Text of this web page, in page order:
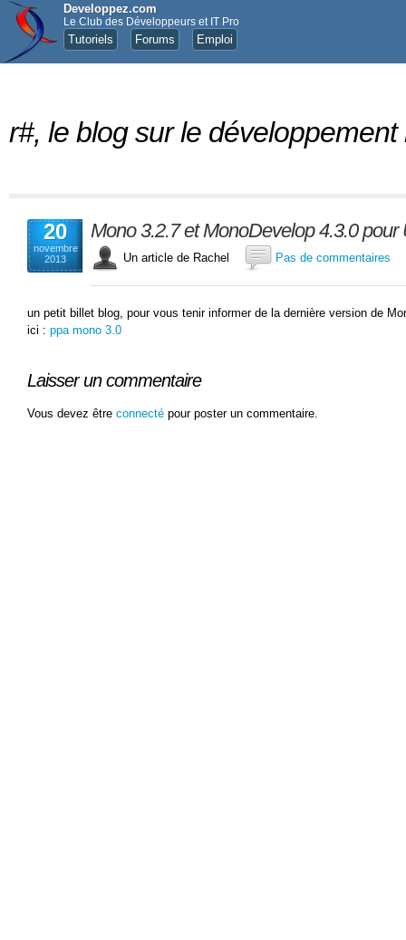
Developpez.com
Le Club des Développeurs et IT Pro
Tutoriels Forums Emploi
r#, le blog sur le
20
novembre
2013
Mono 3.2.7 et MonoDevelop 4.3.0 pour
Un article de Rachel Pas de commentaires
un petit billet blog, pour vous tenir informer de la dernière version de
ici : ppa mono 3.0
Laisser un commentaire
Vous devez être connecté pour poster un commentaire.